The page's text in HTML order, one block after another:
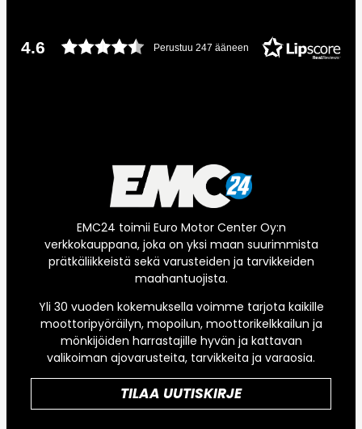
4.6 Perustuu 247 ääneen
EMC24 toimii Euro Motor Center Oy:n
verkkokauppana, joka on yksi maan suurimmista
prätkäliikkeistä sekä varusteiden ja tarvikkeiden
maahantuojista.
Yli 30 vuoden kokemuksella voimme tarjota kaikille
moottoripyöräilyn, mopoilun, moottorikelkkailun ja
mönkijöiden harrastajille hyvän ja kattavan
valikoiman ajovarusteita, tarvikkeita ja varaosia.
TILAA UUTISKIRJE